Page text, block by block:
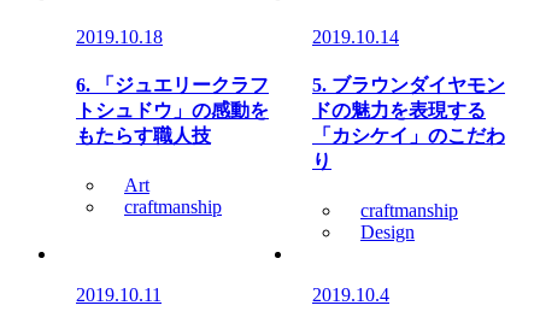
2019.10.18
6. 「ジュエリークラフ
トシュドウ」の感動を
もたらす職人技
Art
craftmanship
2019.10.14
5. ブラウンダイヤモン
ドの魅力を表現する
「カシケイ」のこだわ
り
craftmanship
Design
2019.10.11 2019.10.4